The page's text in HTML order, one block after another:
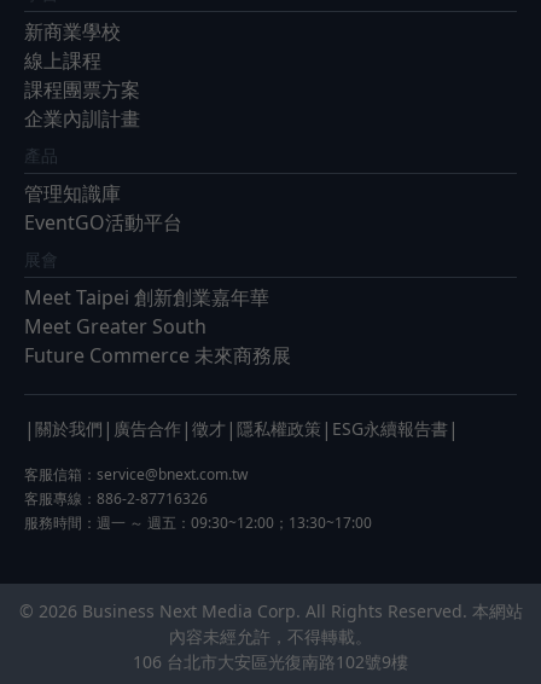
新商業學校
線上課程
課程團票方案
企業內訓計畫
產品
管理知識庫
EventGO活動平台
展會
Meet Taipei 創新創業嘉年華
Meet Greater South
Future Commerce 未來商務展
| 關於我們 | 廣告合作 | 徵才 | 隱私權政策 | ESG永續報告書 |
客服信箱： service@bnext.com.tw
客服專線：886-2-87716326
服務時間：週一 ～ 週五：09:30~12:00；13:30~17:00
© 2026 Business Next Media Corp. All Rights Reserved. 本網站
內容未經允許，不得轉載。
106 台北市大安區光復南路102號9樓